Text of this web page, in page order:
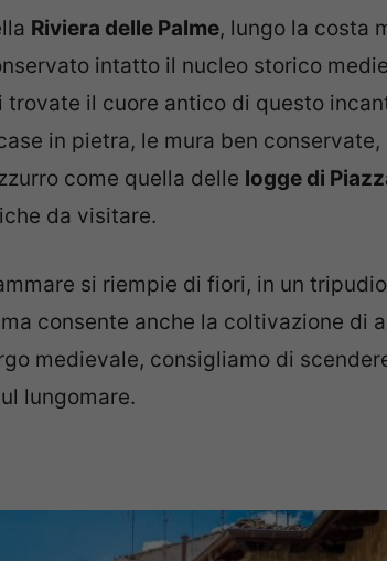
Riviera delle Palme, lungo la costa
intatto il nucleo storico
trovate il cuore antico di questo
in pietra, le mura ben
come quella delle logge di
da visitare.
si riempie di fiori, in un
consente anche la coltivazione di
medievale, consigliamo di
lungomare.